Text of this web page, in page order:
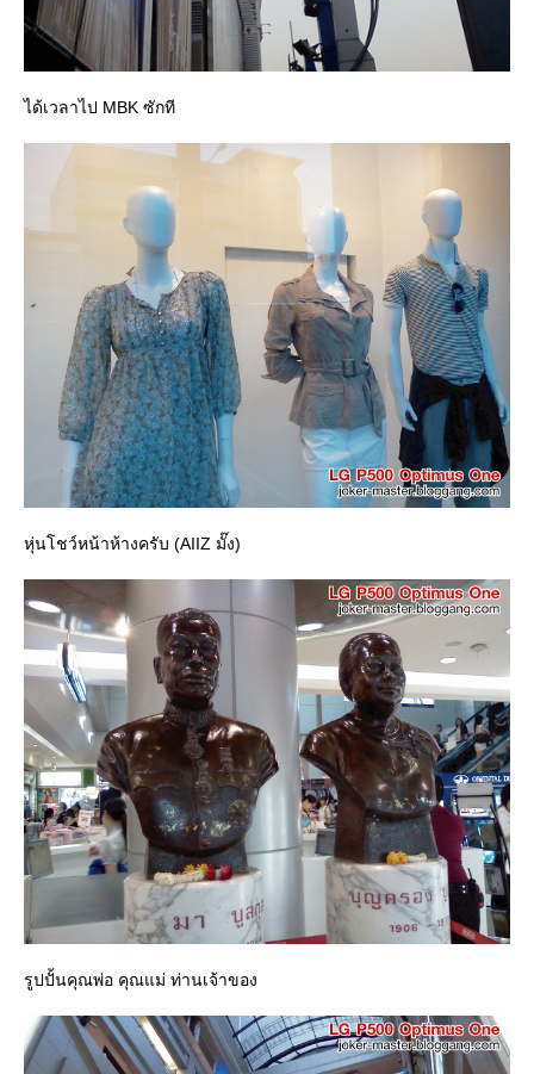
ได้เวลาไป MBK ซักที
หุ่นโชว์หน้าห้างครับ (AIIZ มั๊ง)
รูปปั้นคุณพ่อ คุณแม่ ท่านเจ้าของ